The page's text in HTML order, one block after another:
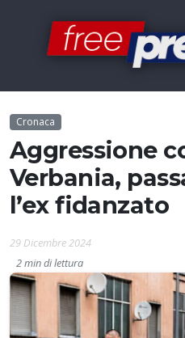
Cronaca
Aggressione
Verbania,
l’ex fidanzato
29 Dicembre 2024
2 min di lettura